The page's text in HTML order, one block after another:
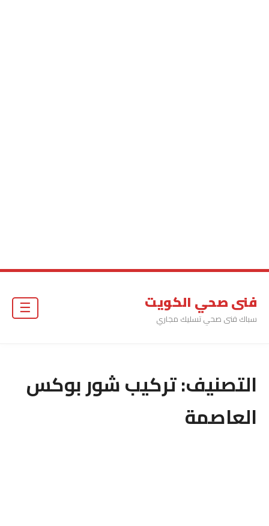
فنى صحي الكويت
سباك فنى صحي تسليك مجاري
التصنيف:تركيب شور بوكس
العاصمة